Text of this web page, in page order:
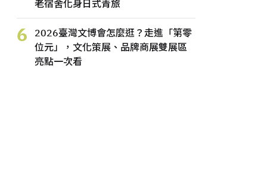
老宿舍化身日式青旅
6
2026臺灣文博會怎麼逛？走進「第零
位元」，文化策展、品牌商展雙展區
亮點一次看